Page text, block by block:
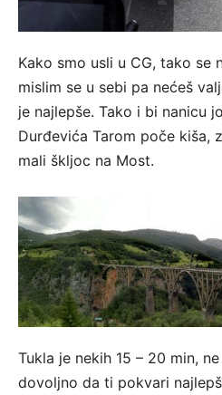
Kako smo usli u CG, tako se
mislim se u sebi pa nećeš
je najlepše. Tako i bi nanicu
Durđevića Tarom poče kiša,
mali škljoc na Most.
Tukla je nekih 15 – 20 min,
dovoljno da ti pokvari